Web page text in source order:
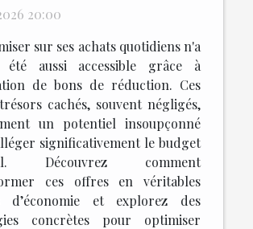
20:00
sur ses achats quotidiens n'a
été aussi accessible grâce à
de bons de réduction. Ces
cachés, souvent négligés,
un potentiel insoupçonné
significativement le budget
Découvrez comment
ces offres en véritables
d’économie et explorez des
concrètes pour optimiser